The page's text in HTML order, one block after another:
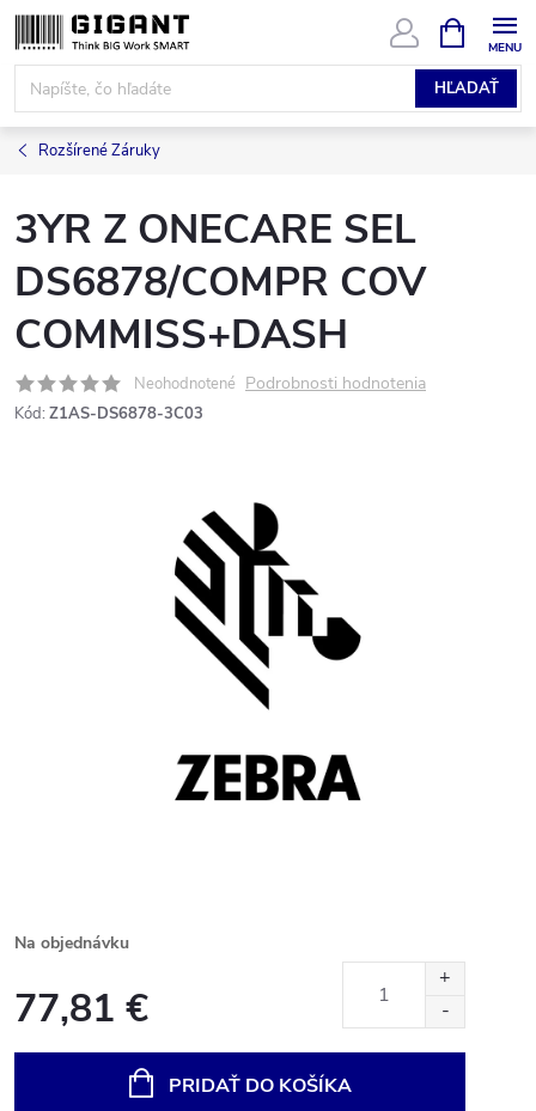
Prejsť
na
obsah
HĽADAŤ
KOŠÍK
Rozšírené Záruky
3YR Z ONECARE SEL
DS6878/COMPR COV
COMMISS+DASH
Neohodnotené Podrobnosti hodnotenia
Kód: Z1AS-DS6878-3C03
Na objednávku
77,81 €
PRIDAŤ DO KOŠÍKA